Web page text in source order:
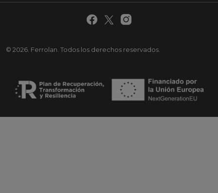
© 2026. Ferrolan. Todos los derechos reservados.